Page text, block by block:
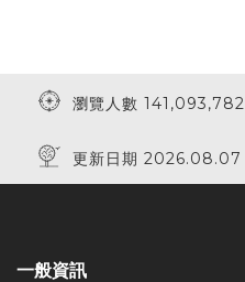
瀏覽人數 141,093,782
更新日期 2026.08.07
一般資訊